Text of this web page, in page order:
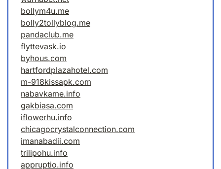
bollym4u.me
bolly2tollyblog.me
pandaclub.me
flyttevask.io
byhous.com
hartfordplazahotel.com
m-918kissapk.com
nabavkame.info
gakbiasa.com
iflowerhu.info
chicagocrystalconnection.com
imanabadii.com
trilipohu.info
appruptio.info